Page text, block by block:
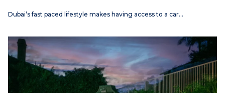
Dubai’s fast paced lifestyle makes having access to a car…